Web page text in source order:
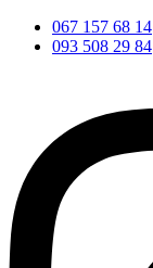
067 157 68 14
093 508 29 84